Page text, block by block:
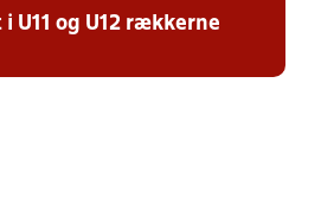
i U11 og U12 rækkerne